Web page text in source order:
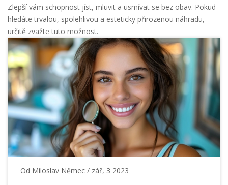
Zlepší vám schopnost jíst, mluvit a usmívat se bez obav. Pokud
hledáte trvalou, spolehlivou a esteticky přirozenou náhradu,
určitě zvažte tuto možnost.
Od Miloslav Němec / zář, 3 2023